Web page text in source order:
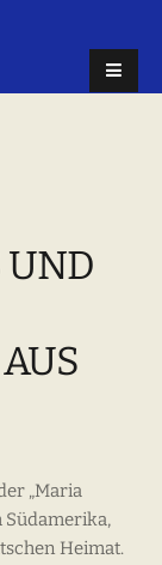
UND
„Maria
Südamerika,
Heimat.